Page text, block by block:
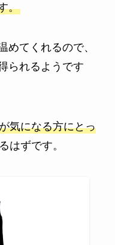
。
めてくれるので、
られるようです
気になる方にとっ
はずです。